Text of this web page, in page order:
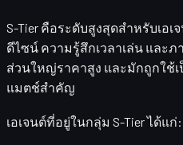
S-Tier คือระดับสูงสุดสำหรับเอเ
ดีไซน์ ความรู้สึกเวลาเล่น แล
ส่วนใหญ่ราคาสูง และมักถูกใช้
แมตช์สำคัญ
เอเจนต์ที่อยู่ในกลุ่ม S-Tier ได้แก่: